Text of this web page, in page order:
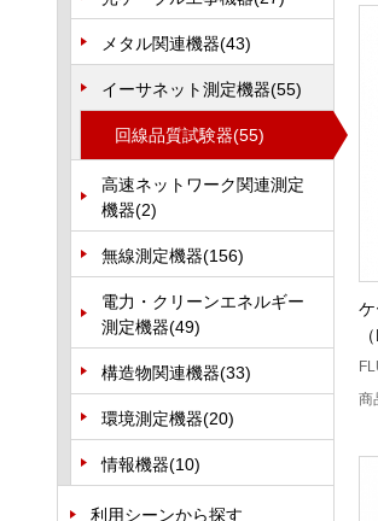
メタル関連機器(43)
イーサネット測定機器(55)
回線品質試験器(55)
高速ネットワーク関連測定
機器(2)
無線測定機器(156)
電力・クリーンエネルギー
測定機器(49)
構造物関連機器(33)
環境測定機器(20)
情報機器(10)
利用シーンから探す
商